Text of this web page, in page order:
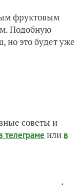
фруктовым
Подобную
но это будет уже
советы и
телеграме или в